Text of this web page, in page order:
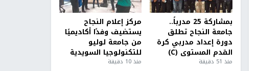
بمشاركة 25 مدرباً..
جامعة النجاح تطلق
دورة إعداد مدربي كرة
القدم المستوى (C)
منذ 51 دقيقة
مركز إعلام النجاح
يستضيف وفدًا أكاديميًا
من جامعة لوليو
للتكنولوجيا السويدية
منذ 10 دقيقة